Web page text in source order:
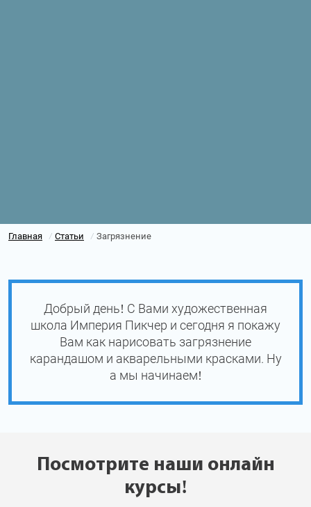
Главная / Статьи / Загрязнение
Добрый день! С Вами художественная
школа Империя Пикчер и сегодня я покажу
Вам как нарисовать загрязнение
карандашом и акварельными красками. Ну
а мы начинаем!
Посмотрите наши онлайн
курсы!